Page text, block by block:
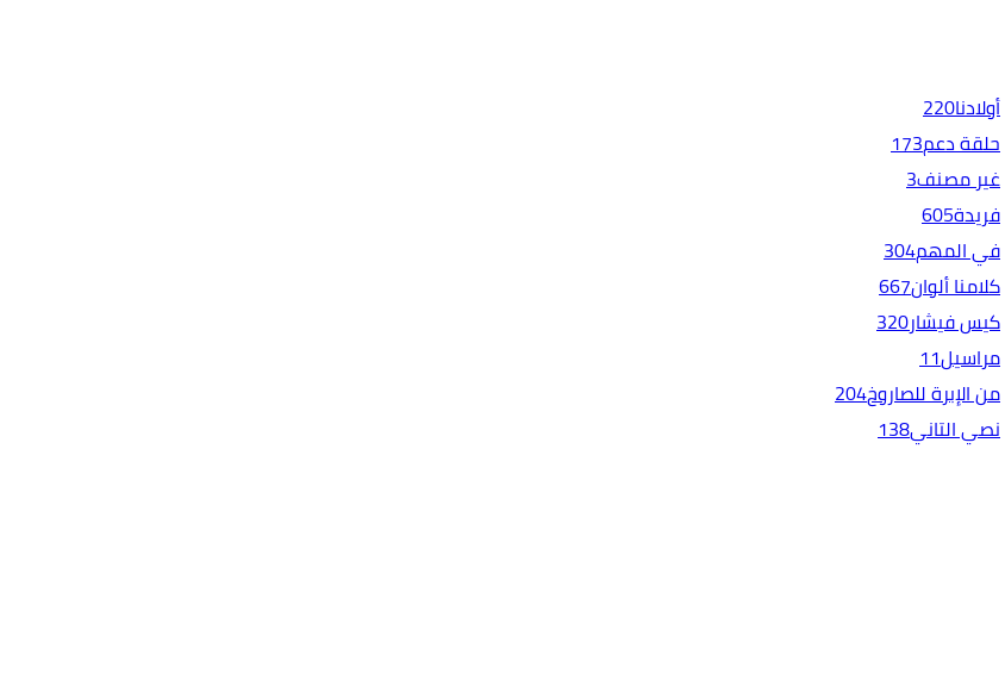
أولادنا220
حلقة دعم173
غير مصنف3
فريدة605
في المهم304
كلامنا ألوان667
كيس فيشار320
مراسيل11
من الإبرة للصاروخ204
نصي التاني138